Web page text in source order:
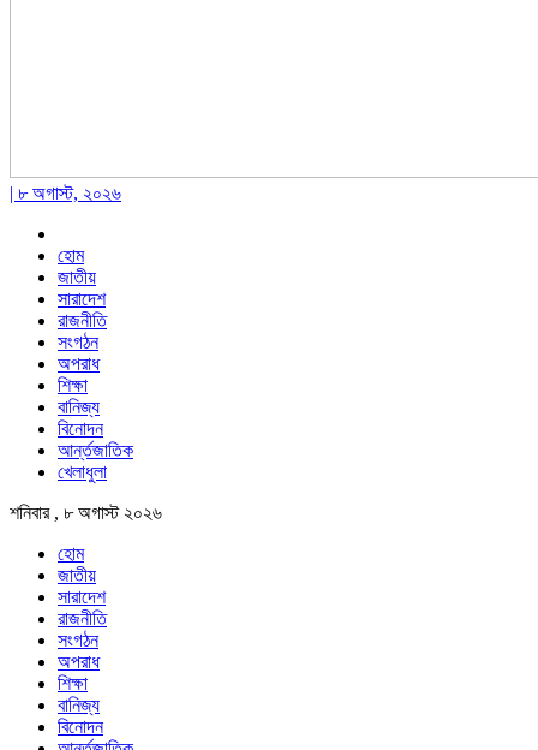
| ৮ অগাস্ট, ২০২৬
হোম
জাতীয়
সারাদেশ
রাজনীতি
সংগঠন
অপরাধ
শিক্ষা
বানিজ্য
বিনোদন
আর্ন্তজাতিক
খেলাধুলা
শনিবার , ৮ অগাস্ট ২০২৬
হোম
জাতীয়
সারাদেশ
রাজনীতি
সংগঠন
অপরাধ
শিক্ষা
বানিজ্য
বিনোদন